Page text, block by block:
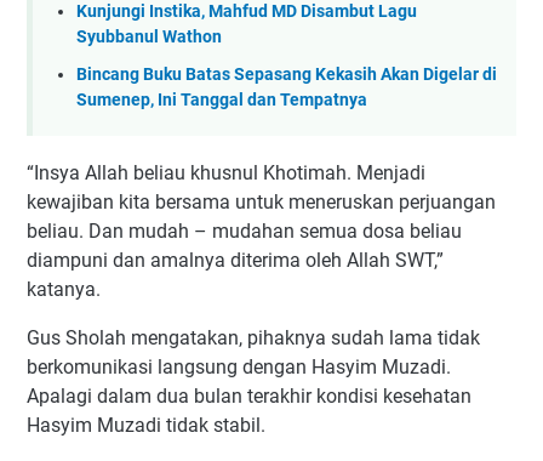
Kunjungi Instika, Mahfud MD Disambut Lagu
Syubbanul Wathon
Bincang Buku Batas Sepasang Kekasih Akan Digelar di
Sumenep, Ini Tanggal dan Tempatnya
“Insya Allah beliau khusnul Khotimah. Menjadi
kewajiban kita bersama untuk meneruskan perjuangan
beliau. Dan mudah – mudahan semua dosa beliau
diampuni dan amalnya diterima oleh Allah SWT,”
katanya.
Gus Sholah mengatakan, pihaknya sudah lama tidak
berkomunikasi langsung dengan Hasyim Muzadi.
Apalagi dalam dua bulan terakhir kondisi kesehatan
Hasyim Muzadi tidak stabil.